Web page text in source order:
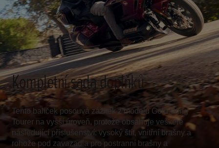
Kompletní sada doplňků
Tento balíček posouvá zážitek z modelu Gold Wing
Tourer na vyšší úroveň, protože obsahuje veškeré
následující příslušenství: vysoký štít, vnitřní brašny a
rohože pod zavazadla pro postranní brašny a